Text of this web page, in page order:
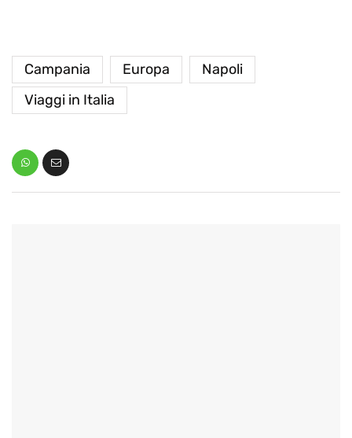
Campania Europa
Napoli
Viaggi in Italia